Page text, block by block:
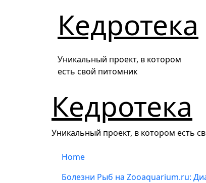
Кедротека
Уникальный проект, в котором
есть свой питомник
Кедротека
Уникальный проект, в котором есть
Home
Болезни Рыб на Zooaquarium.ru: